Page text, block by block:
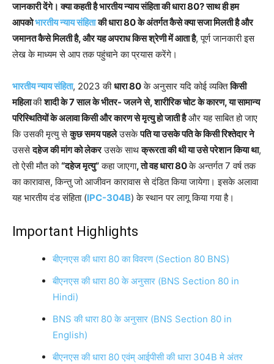
जानकारी देंगे। क्या कहती है भारतीय न्याय संहिता की धारा 80? साथ ही हम
आपकोभारतीय न्याय संहिता की धारा 80 के अंतर्गत कैसे क्या सजा मिलती है और
जमानत कैसे मिलती है, और यह अपराध किस श्रेणी में आता है, पूर्ण जानकारी इस
लेख के माध्यम से आप तक पहुंचाने का प्रयास करेंगे।
भारतीय न्याय संहिता, 2023 कीधारा 80के अनुसार यदि कोई व्यक्तिकिसी
महिलाकीशादी के 7 साल के भीतर- जलने से, शारीरिक चोट के कारण, या सामान्य
परिस्थितियों के अलावा किसी और कारण से मृत्यु हो जाती हैऔर यह साबित हो जाए
कि उसकी मृत्यु सेकुछ समय पहलेउसकेपति या उसके पति के किसी रिश्तेदार ने
उससेदहेज की मांग को लेकरउसके साथक्रूरता की थी या उसे परेशान किया था,
तो ऐसी मौत को“दहेज मृत्यु”कहा जाएगा, तो वह धारा 80के अन्तर्गत 7 वर्ष तक
का कारावास, किन्तु जो आजीवन कारावास से दंडित किया जायेगा। इसके अलावा
यह भारतीय दंड संहिता (IPC-304B) के स्थान पर लागू किया गया है।
Important Highlights
बीएनएस की धारा 80 का विवरण (Section 80 BNS)
बीएनएस की धारा 80 के अनुसार (BNS Section 80 in
Hindi)
BNS की धारा 80 के अनुसार (BNS Section 80 in
English)
बीएनएस की धारा 80 एवंम् आईपीसी की धारा 304B मे अंतर